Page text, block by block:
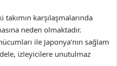
karşılaşmalarında
neden olmaktadır.
ile Japonya’nın sağlam
izleyicilere unutulmaz